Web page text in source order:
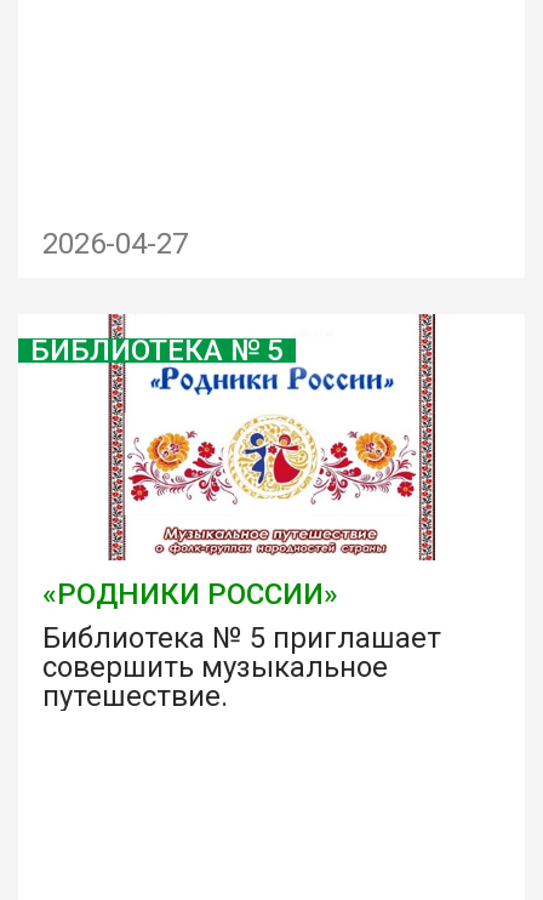
2026-04-27
БИБЛИОТЕКА № 5
«РОДНИКИ РОССИИ»
Библиотека № 5 приглашает
совершить музыкальное
путешествие.